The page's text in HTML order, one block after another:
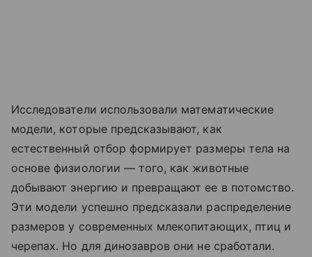
Исследователи использовали математические
модели, которые предсказывают, как
естественный отбор формирует размеры тела на
основе физиологии — того, как животные
добывают энергию и превращают ее в потомство.
Эти модели успешно предсказали распределение
размеров у современных млекопитающих, птиц и
черепах. Но для динозавров они не сработали.